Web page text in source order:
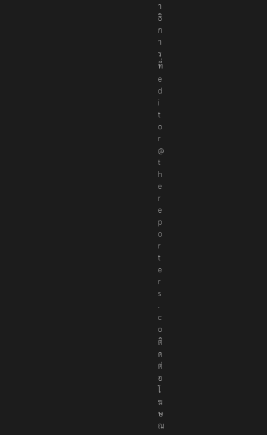
า
ธิ
ก
า
ร
ที่
e
d
i
t
o
r
@
t
h
e
r
e
p
o
r
t
e
r
s
.
c
o
ติ
ด
ต่
อ
โ
ฆ
ษ
ณ